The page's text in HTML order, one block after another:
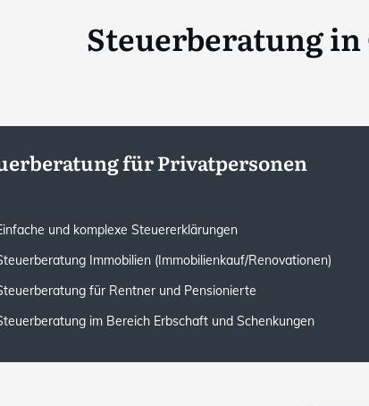
Steuerberatungin
für Privatpersonen
und komplexe Steuererklärungen
Immobilien (Immobilienkauf/Renovationen)
für Rentner und Pensionierte
im Bereich Erbschaft und Schenkungen